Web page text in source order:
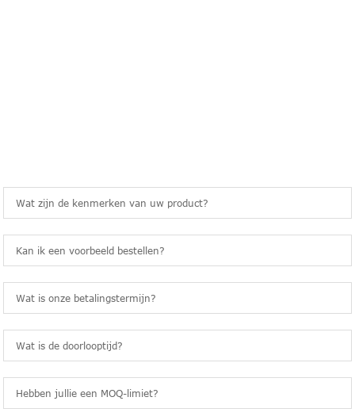
Wat zijn de kenmerken van uw product?
Kan ik een voorbeeld bestellen?
Wat is onze betalingstermijn?
Wat is de doorlooptijd?
Hebben jullie een MOQ-limiet?